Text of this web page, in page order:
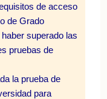
de acceso
de Grado
superado las
pruebas de
la prueba de
para